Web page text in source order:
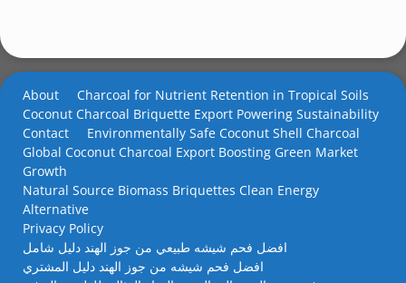
About
Charcoal for Nutrient Retention in Tropical Soils
Coconut Charcoal Briquette Export Powering Sustainability
Contact
Environmentally Safe Coconut Shell Charcoal
Global Coconut Charcoal Export Boosting Green Market
Growth
Natural Source Biomass Briquettes Clean Energy
Alternative
Privacy Policy
افضل فحم شيشه طبيعي من جوز الهند دليل شامل
افضل فحم شيشه من جوز الهند دليل المشتري